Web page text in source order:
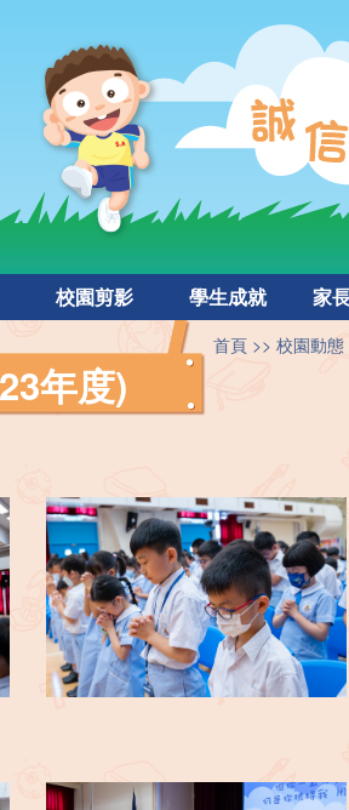
校園剪影 學生成就 家
年度)
首頁 校園動態